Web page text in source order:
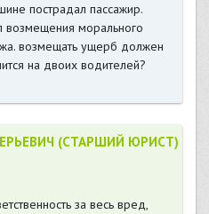
пострадал пассажир.
возмещения морального
возмещать ущерб должен
на двоих водителей?
(СТАРШИЙ ЮРИСТ)
за весь вред,